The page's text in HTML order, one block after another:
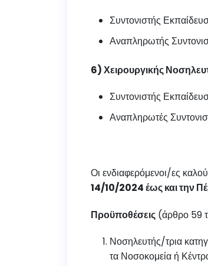
Συντονιστής
Αναπληρωτής
6) Χειρουργικής
Συντονιστής
Αναπληρωτές
Οι ενδιαφερόμενοι/ες
14/10/2024 έως και την
Προϋποθέσεις (άρθρο 59
Νοσηλευτής/τρια
τα Νοσοκομεία ή